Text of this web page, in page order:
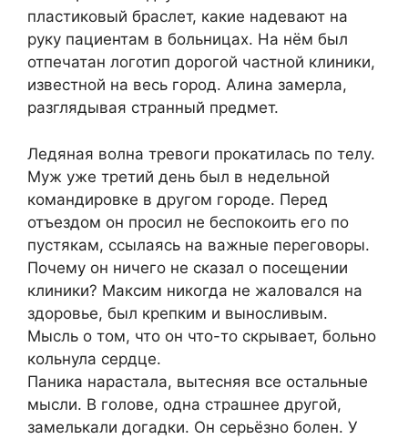
пластиковый браслет, какие надевают на
руку пациентам в больницах. На нём был
отпечатан логотип дорогой частной клиники,
известной на весь город. Алина замерла,
разглядывая странный предмет.
Ледяная волна тревоги прокатилась по телу.
Муж уже третий день был в недельной
командировке в другом городе. Перед
отъездом он просил не беспокоить его по
пустякам, ссылаясь на важные переговоры.
Почему он ничего не сказал о посещении
клиники? Максим никогда не жаловался на
здоровье, был крепким и выносливым.
Мысль о том, что он что-то скрывает, больно
кольнула сердце.
Паника нарастала, вытесняя все остальные
мысли. В голове, одна страшнее другой,
замелькали догадки. Он серьёзно болен. У